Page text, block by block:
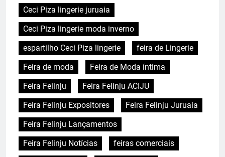
Ceci Piza lingerie juruaia
Ceci Piza lingerie moda inverno
espartilho Ceci Piza lingerie
feira de Lingerie
Feira de moda
Feira de Moda íntima
Feira Felinju
Feira Felinju ACIJU
Feira Felinju Expositores
Feira Felinju Juruaia
Feira Felinju Lançamentos
Feira Felinju Notícias
feiras comerciais